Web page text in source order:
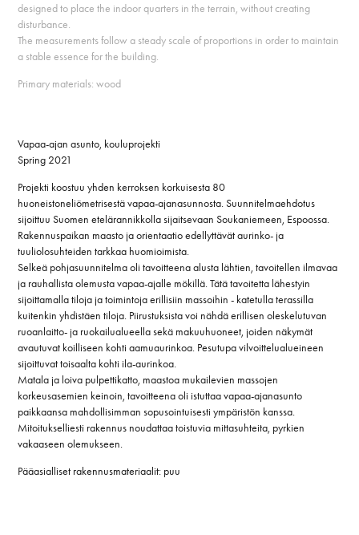
designed to place the indoor quarters in the terrain, without creating
disturbance.
The measurements follow a steady scale of proportions in order to maintain
a stable essence for the building.
Primary materials: wood
Vapaa-ajan asunto, kouluprojekti
Spring 2021
Projekti koostuu yhden kerroksen korkuisesta 80
huoneistoneliömetrisestä vapaa-ajanasunnosta. Suunnitelmaehdotus
sijoittuu Suomen etelärannikkolla sijaitsevaan Soukaniemeen, Espoossa.
Rakennuspaikan maasto ja orientaatio edellyttävät aurinko- ja
tuuliolosuhteiden tarkkaa huomioimista.
Selkeä pohjasuunnitelma oli tavoitteena alusta lähtien, tavoitellen ilmavaa
ja rauhallista olemusta vapaa-ajalle mökillä. Tätä tavoitetta lähestyin
sijoittamalla tiloja ja toimintoja erillisiin massoihin - katetulla terassilla
kuitenkin yhdistäen tiloja. Piirustuksista voi nähdä erillisen oleskelutuvan
ruoanlaitto- ja ruokailualueella sekä makuuhuoneet, joiden näkymät
avautuvat koilliseen kohti aamuaurinkoa. Pesutupa vilvoittelualueineen
sijoittuvat toisaalta kohti ila-aurinkoa.
Matala ja loiva pulpettikatto, maastoa mukailevien massojen
korkeusasemien keinoin, tavoitteena oli istuttaa vapaa-ajanasunto
paikkaansa mahdollisimman sopusointuisesti ympäristön kanssa.
Mitoitukselliesti rakennus noudattaa toistuvia mittasuhteita, pyrkien
vakaaseen olemukseen.
Pääasialliset rakennusmateriaalit: puu